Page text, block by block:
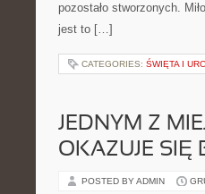
pozostało stworzonych.
jest to […]
CATEGORIES: ŚWIĘTA I
JEDNYM Z
OKAZUJE SIĘ
POSTED BY ADMIN